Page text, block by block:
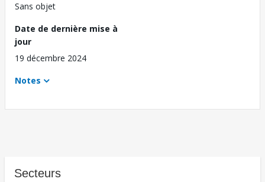
Sans objet
Date de dernière mise à
jour
19 décembre 2024
Notes
Secteurs